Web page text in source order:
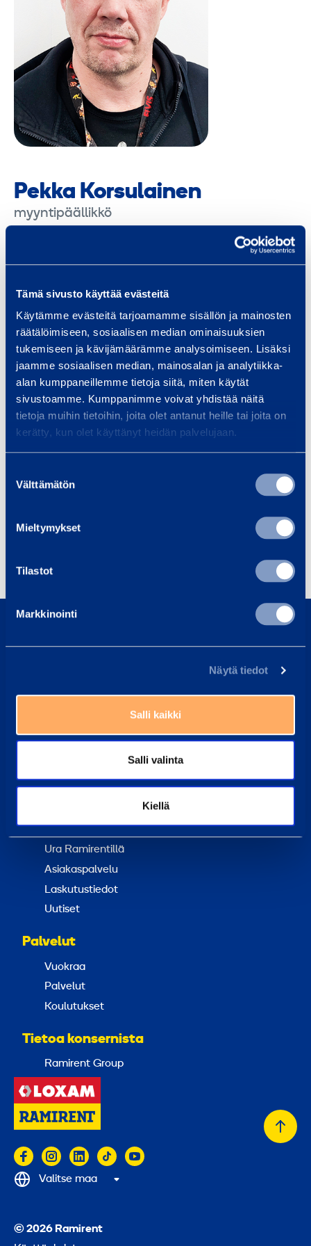
Tämä sivusto käyttää evästeitä
Käytämme evästeitä tarjoamamme sisällön ja mainosten
räätälöimiseen, sosiaalisen median ominaisuuksien
tukemiseen ja kävijämäärämme analysoimiseen. Lisäksi
jaamme sosiaalisen median, mainosalan ja analytiikka-
alan kumppaneillemme tietoja siitä, miten käytät
sivustoamme. Kumppanimme voivat yhdistää näitä
tietoja muihin tietoihin, joita olet antanut heille tai joita on
kerätty, kun olet käyttänyt heidän palvelujaan.
valinta
Välttämätön
Mieltymykset
Tilastot
Markkinointi
Näytä tiedot
Salli kaikki
Salli valinta
Kiellä
Pekka Korsulainen
myyntipäällikkö
+358 40 683 7121
Palvelut
Telineet ja sääsuojat
Tuotteet
0800 171 414
Soita meille, olemme täällä auttaaksemme sinua
Etsi lähin vuokraamo
Työntekijämme auttavat sinua aina mielellään
Yleisimmät kysymykset
Täältä löydät vastaukset tavallisimpiin kysymyksiin
Ura Ramirentillä
Asiakaspalvelu
Laskutustiedot
Uutiset
Palvelut
Vuokraa
Palvelut
Koulutukset
Tietoa konsernista
Ramirent Group
© 2026 Ramirent
Valitse maa